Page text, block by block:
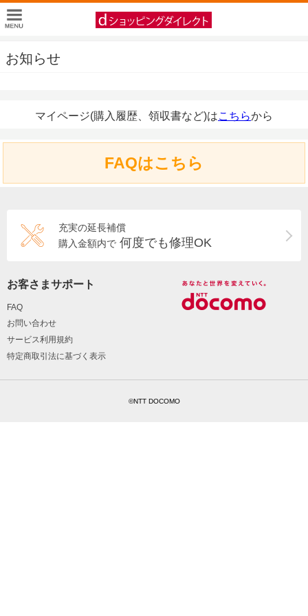
お知らせ
マイページ(購入履歴、領収書など)はこちらから
FAQはこちら
充実の延長補償
購入金額内で 何度でも修理OK
お客さまサポート
FAQ
お問い合わせ
サービス利用規約
特定商取引法に基づく表示
©NTT DOCOMO